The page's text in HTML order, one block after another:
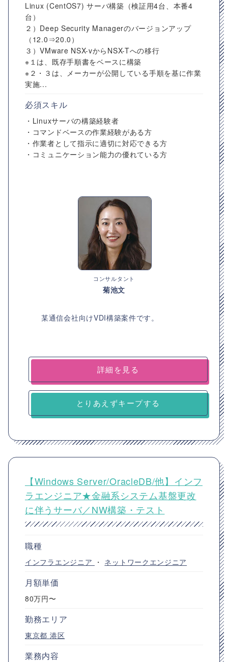
Linux (CentOS7) サーバ構築（検証用4台、本番4
台）
２）Deep Security Managerのバージョンアップ
（12.0⇒20.0）
３）VMware NSX-vからNSX-Tへの移行
※１は、既存手順書をベースに構築
※２・３は、メーカーが公開している手順を基に作業
実施...
必須スキル
・Linuxサーバの構築経験者
・コマンドベースの作業経験がある方
・作業者として指示に適切に対応できる方
・コミュニケーション能力の優れている方
コンサルタント
菊池文
某通信会社向けVDI構築案件です。
詳細を見る
とりあえずキープする
【Windows Server/OracleDB/他】インフ
ラエンジニア★金融系システム基盤更改
に伴うサーバ／NW構築・テスト
職種
インフラエンジニア ・ ネットワークエンジニア
月額単価
80万円〜
勤務エリア
東京都 港区
業務内容